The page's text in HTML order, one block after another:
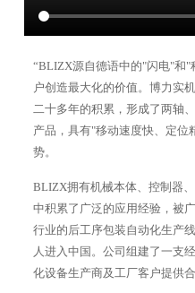
“BLIZX源自德语中的"闪电"和
户创造最大化的价值。博力实
二十多年的积累，形成了两轴
产品，具有"移动速度快、定位
势。
BLIZX拥有机械本体、控制器
中积累了广泛的应用经验，被
行业的后工序包装自动化生产
人进入中国。公司组建了一支
化设备生产商及工厂客户提供